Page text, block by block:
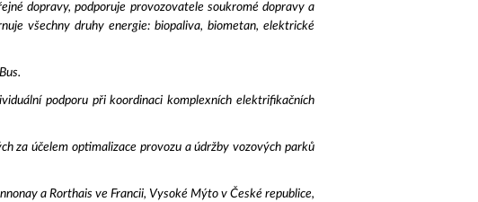
dopravy, podporuje provozovatele soukromé dopravy a
všechny druhy energie: biopaliva, biometan, elektrické
podporu při koordinaci komplexních elektrifikačních
za účelem optimalizace provozu a údržby vozových parků
a Rorthais ve Francii, Vysoké Mýto v České republice,